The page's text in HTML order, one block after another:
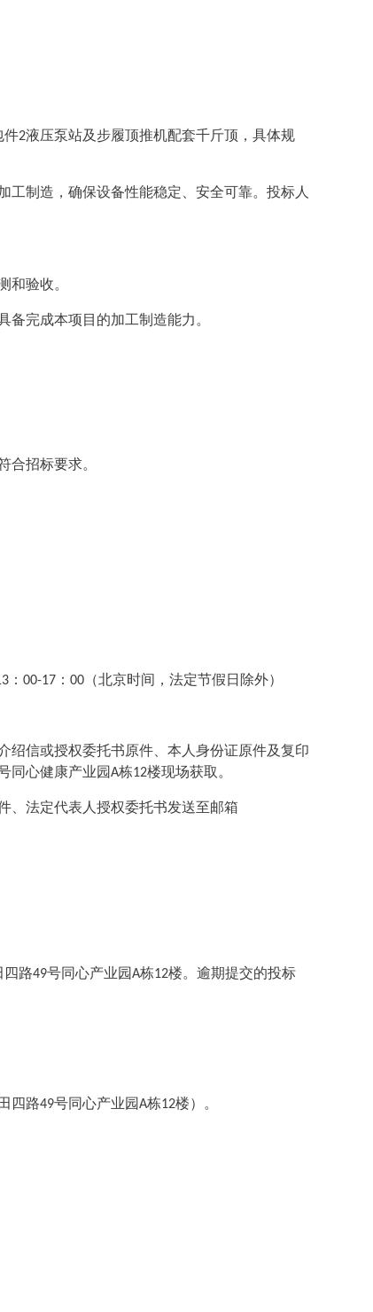
件2液压泵站及步履顶推机配套千斤顶 ，具体规
制造，确保设备性能稳定、安全可靠。 投标人
和验收。
完成本项目的加工制造能力。
合招标要求。
： 00-17 ： 00 （北京时间，法定节假日除外）
绍信或授权委托书原件、本人身份证原件及复印
同心健康产业园A栋12楼现场获取。
、法定代表人授权委托书发送至邮箱
四路49号同心产业园A栋12楼。逾期提交的投标
四路49号同心产业园A栋12楼）。